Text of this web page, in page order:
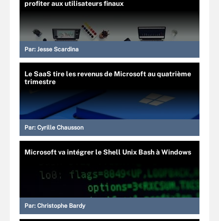
profiter aux utilisateurs finaux
Par: Jesse Scardina
Le SaaS tire les revenus de Microsoft au quatrième
trimestre
Par: Cyrille Chausson
Microsoft va intégrer le Shell Unix Bash à Windows
Par: Christophe Bardy